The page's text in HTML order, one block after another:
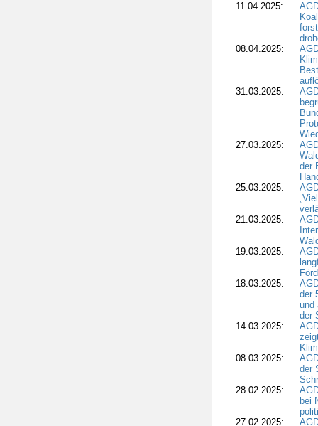
11.04.2025:
08.04.2025:
31.03.2025:
27.03.2025:
der
25.03.2025:
21.03.2025:
19.03.2025:
18.03.2025:
der
und
der
14.03.2025:
08.03.2025:
der
28.02.2025:
bei
27.02.2025: